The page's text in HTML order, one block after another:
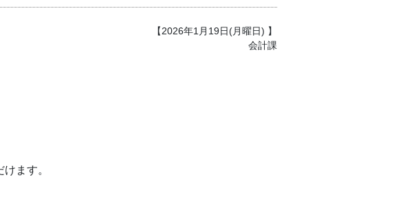
【2026年1月19日(月曜日) 】
会計課
ます。